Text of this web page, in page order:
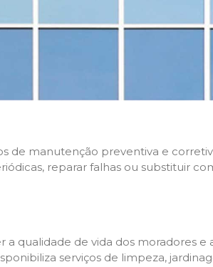
de manutenção preventiva e
reparar falhas ou substituir
qualidade de vida dos moradores e
serviços de limpeza,